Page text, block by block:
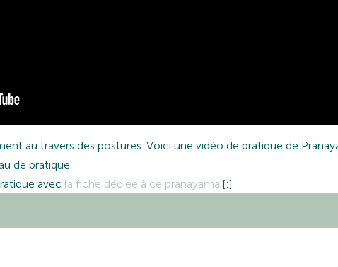
au travers des postures. Voici une vidéo de pratique de
de pratique.
avec la fiche dédiée à ce pranayama.[:]